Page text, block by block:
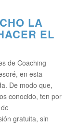
LA
EL
de Coaching
en esta
De modo que,
conocido, ten por
gratuita, sin